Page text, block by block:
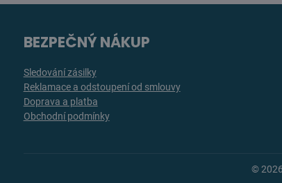
BEZPEČNÝ NÁKUP
Sledování zásilky
Reklamace a odstoupení od smlouvy
Doprava a platba
Obchodní podmínky
©2026